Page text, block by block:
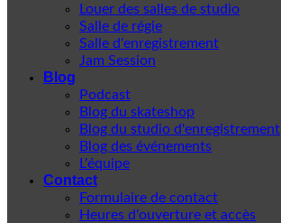
Louer des salles de studio
Salle de régie
Salle d'enregistrement
Jam Session
Blog
Podcast
Blog du skateshop
Blog du studio d'enregistrement
Blog des événements
L'équipe
Contact
Formulaire de contact
Heures d'ouverture et accès